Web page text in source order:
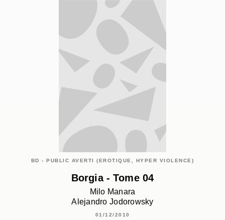
BD - PUBLIC AVERTI (EROTIQUE, HYPER VIOLENCE)
Borgia - Tome 04
Milo Manara
Alejandro Jodorowsky
01/12/2010